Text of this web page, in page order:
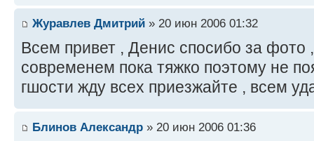
Журавлев Дмитрий » 20 июн 2006 01:32
Всем привет , Денис спосибо за фото
современем пока тяжко поэтому не
гшости жду всех приезжайте , всем
Блинов Александр » 20 июн 2006 01:36